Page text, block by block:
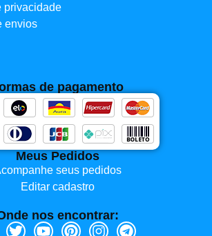
privacidade
envios
de pagamento
Meus Pedidos
seus pedidos
Editar cadastro
nos encontrar: